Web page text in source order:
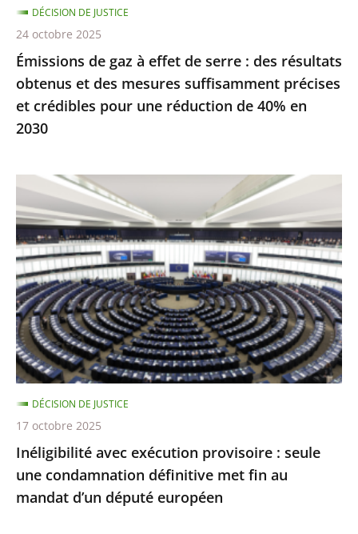
obtenus
et
des
mesures
suffisamment
précises
crédibles
pour
une
réduction
de
40%
en
2030
Émissions de gaz à effet de serre : des résultats
obtenus et des mesures suffisamment précises
et crédibles pour une réduction de 40% en
2030
DÉCISION DE JUSTICE
24 octobre 2025
Inéligibilité
avec
exécution
provisoire
:
seule
une
condamnation
définitive
met
fin
au
mandat
d’un
député
Inéligibilité avec exécution provisoire : seule
une condamnation définitive met fin au
mandat d’un député européen
DÉCISION DE JUSTICE
17 octobre 2025